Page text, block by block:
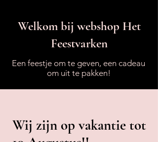
Welkom bij webshop Het
Feestvarken
Een feestje om te geven, een cadeau
om uit te pakken!
Wij zijn op vakantie tot